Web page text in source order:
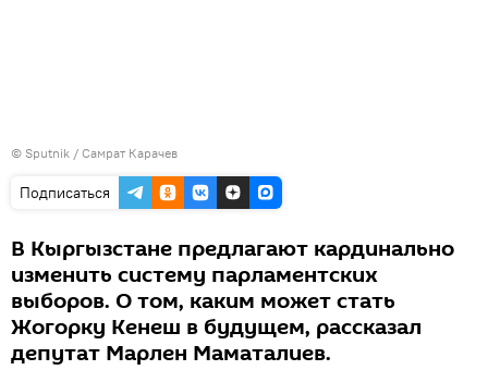
© Sputnik / Самрат Карачев
Подписаться
В Кыргызстане предлагают кардинально
изменить систему парламентских
выборов. О том, каким может стать
Жогорку Кенеш в будущем, рассказал
депутат Марлен Маматалиев.